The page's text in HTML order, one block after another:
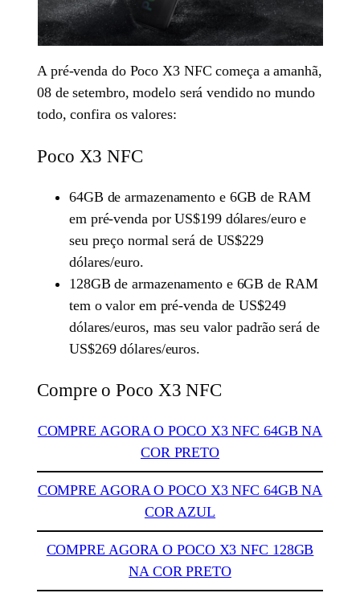
A pré-venda do Poco X3 NFC começa a amanhã,
08 de setembro, modelo será vendido no mundo
todo, confira os valores:
Poco X3 NFC
64GB de armazenamento e 6GB de RAM
em pré-venda por US$199 dólares/euro e
seu preço normal será de US$229
dólares/euro.
128GB de armazenamento e 6GB de RAM
tem o valor em pré-venda de US$249
dólares/euros, mas seu valor padrão será de
US$269 dólares/euros.
Compre o Poco X3 NFC
COMPRE AGORA O POCO X3 NFC 64GB NA
COR PRETO
COMPRE AGORA O POCO X3 NFC 64GB NA
COR AZUL
COMPRE AGORA O POCO X3 NFC 128GB
NA COR PRETO